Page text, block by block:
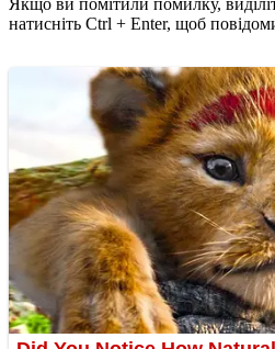
натисніть Ctrl + Enter, щоб